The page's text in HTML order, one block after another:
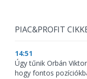
PIAC&PROFIT
14:51
Úgy tűnik Orbán
hogy fontos